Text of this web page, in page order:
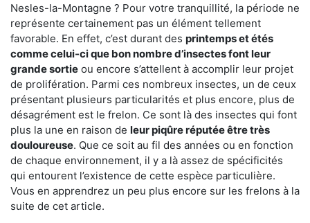
Nesles-la-Montagne ? Pour votre tranquillité, la période ne
représente certainement pas un élément tellement
favorable. En effet, c’est durant des printemps et étés
comme celui-ci que bon nombre d’insectes font leur
grande sortie ou encore s’attellent à accomplir leur projet
de prolifération. Parmi ces nombreux insectes, un de ceux
présentant plusieurs particularités et plus encore, plus de
désagrément est le frelon. Ce sont là des insectes qui font
plus la une en raison de leur piqûre réputée être très
douloureuse. Que ce soit au fil des années ou en fonction
de chaque environnement, il y a là assez de spécificités
qui entourent l’existence de cette espèce particulière.
Vous en apprendrez un peu plus encore sur les frelons à la
suite de cet article.